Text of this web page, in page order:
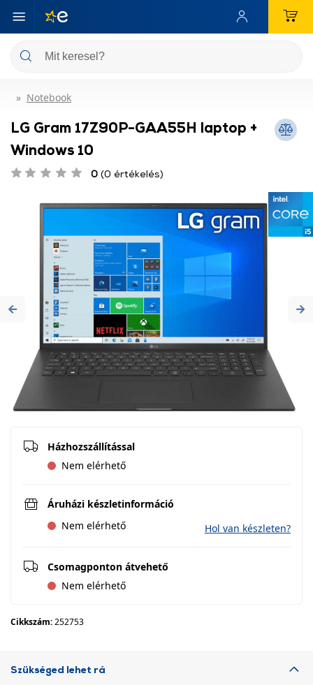
Notebook
LG Gram 17Z90P-GAA55H laptop +
Windows 10
0 (0 értékelés)
Previous
Házhozszállítással
Nem elérhető
Áruházi készletinformáció
Nem elérhető
Hol van készleten?
Csomagponton átvehető
Nem elérhető
Cikkszám:252753
Szükséged lehet rá